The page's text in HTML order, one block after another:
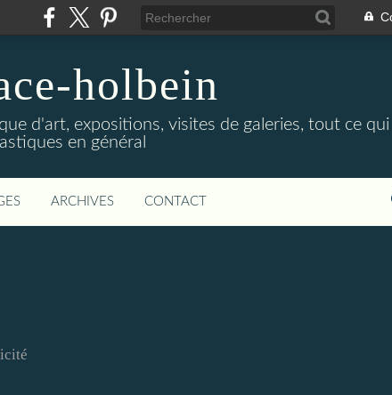
holbein
d'art, expositions, visites de galeries, tout ce qui
en général
ARCHIVES CONTACT